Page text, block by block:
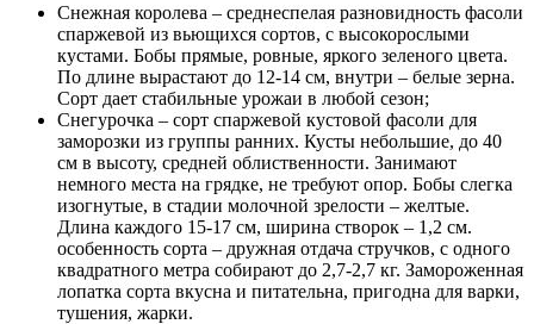
Снежная королева – среднеспелая разновидность фасоли
спаржевой из вьющихся сортов, с высокорослыми
кустами. Бобы прямые, ровные, яркого зеленого цвета.
По длине вырастают до 12-14 см, внутри – белые зерна.
Сорт дает стабильные урожаи в любой сезон;
Снегурочка – сорт спаржевой кустовой фасоли для
заморозки из группы ранних. Кусты небольшие, до 40
см в высоту, средней облиственности. Занимают
немного места на грядке, не требуют опор. Бобы слегка
изогнутые, в стадии молочной зрелости – желтые.
Длина каждого 15-17 см, ширина створок – 1,2 см.
особенность сорта – дружная отдача стручков, с одного
квадратного метра собирают до 2,7-2,7 кг. Замороженная
лопатка сорта вкусна и питательна, пригодна для варки,
тушения, жарки.